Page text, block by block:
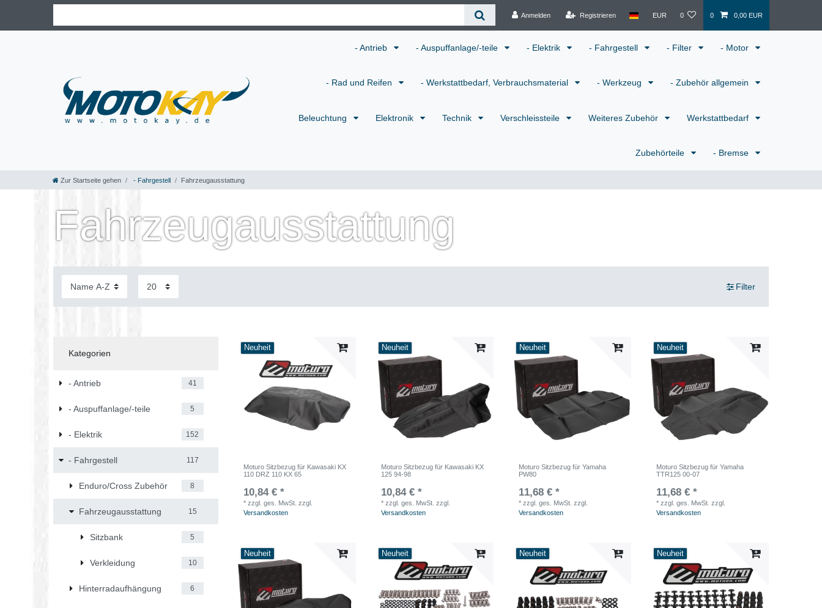
Anmelden Registrieren EUR 0 0 0,00 EUR
- Antrieb - Auspuffanlage/-teile - Elektrik - Fahrgestell - Filter - Motor
- Rad und Reifen - Werkstattbedarf, Verbrauchsmaterial - Werkzeug - Zubehör allgemein
Beleuchtung Elektronik Technik Verschleissteile Weiteres Zubehör Werkstattbedarf
Zubehörteile - Bremse
Zur Startseite gehen - Fahrgestell Fahrzeugausstattung
Fahrzeugausstattung
Filter
Kategorien
- Antrieb 41
- Auspuffanlage/-teile 5
- Elektrik 152
- Fahrgestell 117
Enduro/Cross Zubehör 8
Fahrzeugausstattung 15
Sitzbank 5
Verkleidung 10
Hinterradaufhängung 6
Neuheit
Moturo Sitzbezug für Kawasaki KX
110 DRZ 110 KX 65
10,84 € *
*zzgl. ges. MwSt. zzgl.
Versandkosten
Neuheit
Moturo Sitzbezug für Kawasaki KX
125 94-98
10,84 € *
*zzgl. ges. MwSt. zzgl.
Versandkosten
Neuheit
Moturo Sitzbezug für Yamaha
PW80
11,68 € *
*zzgl. ges. MwSt. zzgl.
Versandkosten
Neuheit
Moturo Sitzbezug für Yamaha
TTR125 00-07
11,68 € *
*zzgl. ges. MwSt. zzgl.
Versandkosten
Neuheit Neuheit Neuheit Neuheit